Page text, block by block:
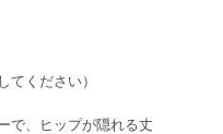
てください）
で、ヒップが隠れる丈